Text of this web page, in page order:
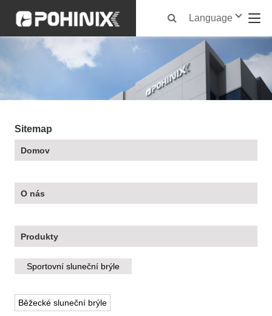
Language
Sitemap
Domov
O nás
Produkty
Sportovní sluneční brýle
Běžecké sluneční brýle